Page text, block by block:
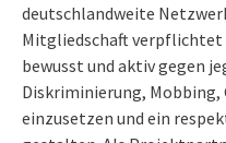
deutschlandweite
Mitgliedschaft verpflichtet
bewusst und aktiv gegen
Diskriminierung, Mobbing,
einzusetzen und ein